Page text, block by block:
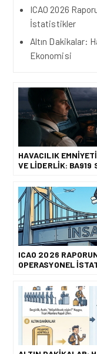
ICAO 2026
İstatistikler
Altın Dakikalar:
Ekonomisi
HAVACILIK
VE LIDERLIK: BA919
ICAO 2026
OPERASYONEL